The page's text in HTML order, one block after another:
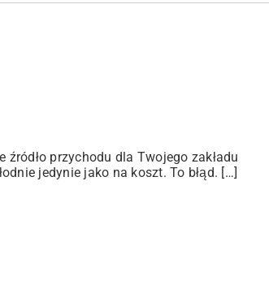
przychodu dla Twojego zakładu
jedynie jako na koszt. To błąd. […]